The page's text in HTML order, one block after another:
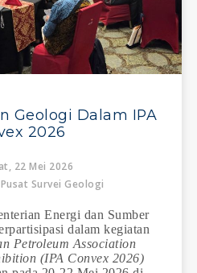
Geologi Dalam IPA
2026
22 Mei 2026
Survei Geologi
Energi dan Sumber
dalam kegiatan
Petroleum Association
(IPA Convex 2026)